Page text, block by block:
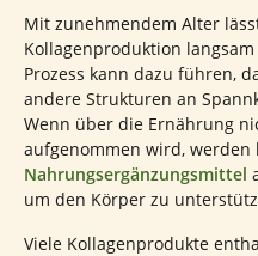
Mit zunehmendem Alter
Kollagenproduktion
Prozess kann dazu führen,
andere Strukturen an
Wenn über die Ernährung
aufgenommen wird, werden
Nahrungsergänzungsmittel
um den Körper zu
Viele Kollagenprodukte